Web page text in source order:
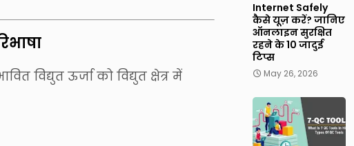
विद्युत ऊर्जा को विद्युत क्षेत्र में
Internet Safely
कैसे यूज़ करें? जानिए
ऑनलाइन सुरक्षित
रहने के 10 जादुई
टिप्स
May 26, 2026